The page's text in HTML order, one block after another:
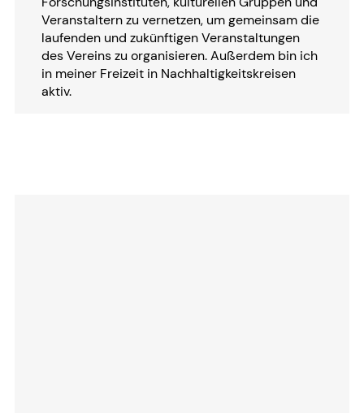
Veranstaltern zu vernetzen, um gemeinsam die
laufenden und zukünftigen Veranstaltungen
des Vereins zu organisieren. Außerdem bin ich
in meiner Freizeit in Nachhaltigkeitskreisen
aktiv.